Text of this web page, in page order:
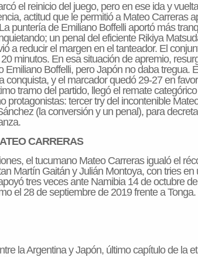
el reinicio del juego, pero en ese ida y
actitud que le permitió a Mateo Carreras
puntería de Emiliano Boffelli aportó más
un penal del eficiente Rikiya
a reducir el margen en el tanteador. El
minutos. En esa situación de apremio,
Emiliano Boffelli, pero Japón no daba tregua.
conquista, y el marcador quedó 29-27 en
tramo del partido, llegó el remate
protagonistas: tercer try del incontenible
(la conversión y un penal), para
CARRERAS
el tucumano Mateo Carreras igualó el
Martín Gaitán y Julián Montoya, con tries en
tres veces ante Namibia 14 de octubre
el 28 de septiembre de 2019 frente a Tonga.
la Argentina y Japón, último capítulo de la